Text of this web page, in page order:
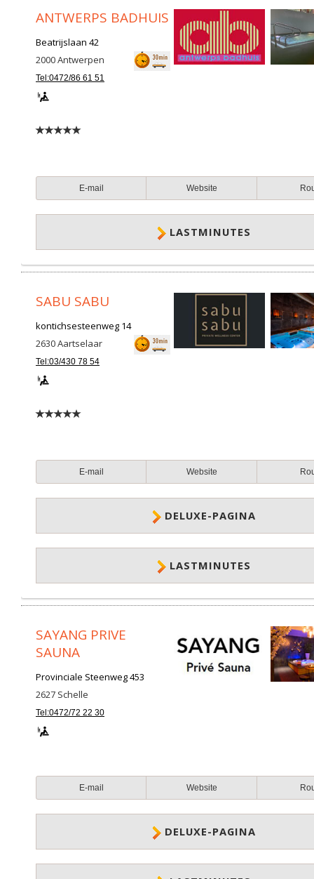
ANTWERPS BADHUIS
Beatrijslaan 42
2000Antwerpen
Tel:0472/86 61 51
E-mail Website
LASTMINUTES
SABU SABU
kontichsesteenweg 14
2630Aartselaar
Tel:03/430 78 54
E-mail Website
DELUXE-PAGINA
LASTMINUTES
SAYANG PRIVE
SAUNA
Provinciale Steenweg 453
2627 Schelle
Tel:0472/72 22 30
E-mail Website
DELUXE-PAGINA